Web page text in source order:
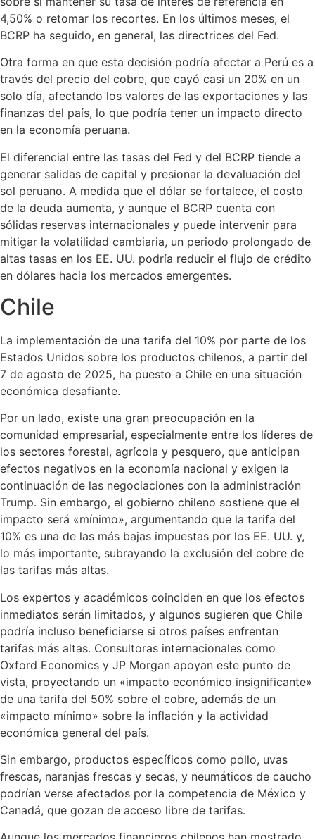
4,50% o retomar los recortes. En los últimos meses, el
BCRP ha seguido, en general, las directrices del Fed.
Otra forma en que esta decisión podría afectar a Perú es a
través del precio del cobre, que cayó casi un 20% en un
solo día, afectando los valores de las exportaciones y las
finanzas del país, lo que podría tener un impacto directo
en la economía peruana.
El diferencial entre las tasas del Fed y del BCRP tiende a
generar salidas de capital y presionar la devaluación del
sol peruano. A medida que el dólar se fortalece, el costo
de la deuda aumenta, y aunque el BCRP cuenta con
sólidas reservas internacionales y puede intervenir para
mitigar la volatilidad cambiaria, un periodo prolongado de
altas tasas en los EE. UU. podría reducir el flujo de crédito
en dólares hacia los mercados emergentes.
Chile
La implementación de una tarifa del 10% por parte de los
Estados Unidos sobre los productos chilenos, a partir del
7 de agosto de 2025, ha puesto a Chile en una situación
económica desafiante.
Por un lado, existe una gran preocupación en la
comunidad empresarial, especialmente entre los líderes de
los sectores forestal, agrícola y pesquero, que anticipan
efectos negativos en la economía nacional y exigen la
continuación de las negociaciones con la administración
Trump. Sin embargo, el gobierno chileno sostiene que el
impacto será «mínimo», argumentando que la tarifa del
10% es una de las más bajas impuestas por los EE. UU. y,
lo más importante, subrayando la exclusión del cobre de
las tarifas más altas.
Los expertos y académicos coinciden en que los efectos
inmediatos serán limitados, y algunos sugieren que Chile
podría incluso beneficiarse si otros países enfrentan
tarifas más altas. Consultoras internacionales como
Oxford Economics y JP Morgan apoyan este punto de
vista, proyectando un «impacto económico insignificante»
de una tarifa del 50% sobre el cobre, además de un
«impacto mínimo» sobre la inflación y la actividad
económica general del país.
Sin embargo, productos específicos como pollo, uvas
frescas, naranjas frescas y secas, y neumáticos de caucho
podrían verse afectados por la competencia de México y
Canadá, que gozan de acceso libre de tarifas.